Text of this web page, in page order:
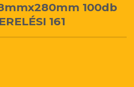
100db
161